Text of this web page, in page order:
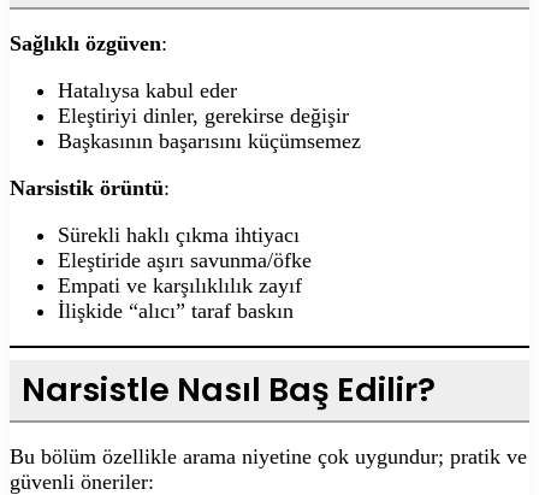
Sağlıklı özgüven:
Hatalıysa kabul eder
Eleştiriyi dinler, gerekirse değişir
Başkasının başarısını küçümsemez
Narsistik örüntü:
Sürekli haklı çıkma ihtiyacı
Eleştiride aşırı savunma/öfke
Empati ve karşılıklılık zayıf
İlişkide “alıcı” taraf baskın
Narsistle Nasıl Baş Edilir?
Bu bölüm özellikle arama niyetine çok uygundur; pratik ve
güvenli öneriler: